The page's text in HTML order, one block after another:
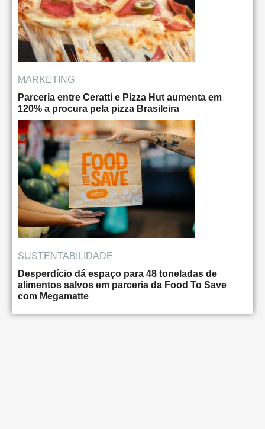
MARKETING
Parceria entre Ceratti e Pizza Hut aumenta em
120% a procura pela pizza Brasileira
SUSTENTABILIDADE
Desperdício dá espaço para 48 toneladas de
alimentos salvos em parceria da Food To Save
com Megamatte